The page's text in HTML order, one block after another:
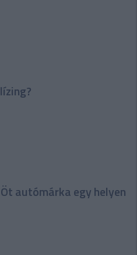
autómárka egy helyen